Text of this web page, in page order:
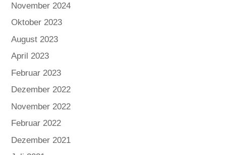
November 2024
Oktober 2023
August 2023
April 2023
Februar 2023
Dezember 2022
November 2022
Februar 2022
Dezember 2021